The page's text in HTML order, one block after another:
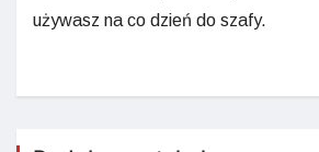
używasz na co dzień do szafy.